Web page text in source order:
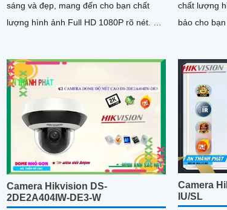
sáng và đẹp, mang đến cho bạn chất
lượng hình ảnh Full HD 1080P rõ nét. Ấn
chất lượng
bảo cho
Camera Hikvision DS-
2DE2A404IW-DE3-W
Camera
IU/SL